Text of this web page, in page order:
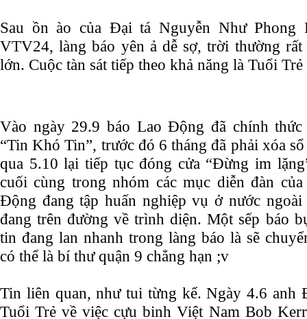
Sau ồn ào của Đại tá Nguyễn Như Phong
VTV24, làng báo yên ả dễ sợ, trời thường
lớn. Cuộc tàn sát tiếp theo khả năng là Tuổi
Vào ngày 29.9 báo Lao Động đã chính thức
“Tin Khó Tin”, trước đó 6 tháng đã phải xóa
qua 5.10 lại tiếp tục đóng cửa “Đừng im
cuối cùng trong nhóm các mục diễn đàn
Động đang tập huấn nghiệp vụ ở nước
đang trên đường về trình diện. Một sếp báo
tin đang lan nhanh trong làng báo là sẽ
có thể là bí thư quận 9 chẳng hạn ;v
Tin liên quan, như tui từng kể. Ngày 4.6 anh
Tuổi Trẻ về việc cựu binh Việt Nam Bob